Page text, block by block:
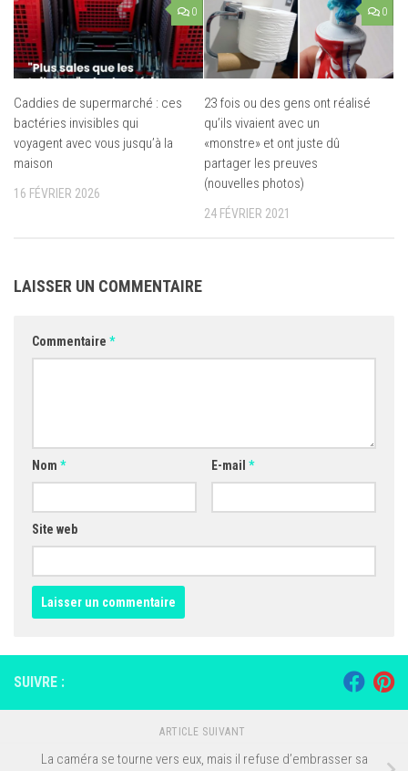
0
Caddies de supermarché : ces
bactéries invisibles qui
voyagent avec vous jusqu’à la
maison
16 FÉVRIER 2026
0
23 fois ou des gens ont réalisé
qu’ils vivaient avec un
«monstre» et ont juste dû
partager les preuves
(nouvelles photos)
24 FÉVRIER 2021
LAISSER UN COMMENTAIRE
Commentaire *
Nom * E-mail *
Site web
SUIVRE :
ARTICLE SUIVANT
La caméra se tourne vers eux, mais il refuse d’embrasser sa